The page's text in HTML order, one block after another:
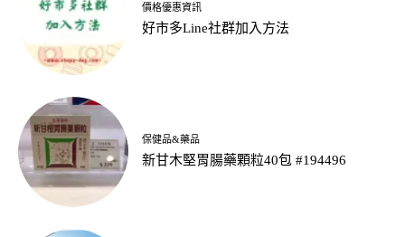
價格優惠資訊
好市多Line社群加入方法
保健品&藥品
新甘木堅胃腸藥顆粒40包 #194496